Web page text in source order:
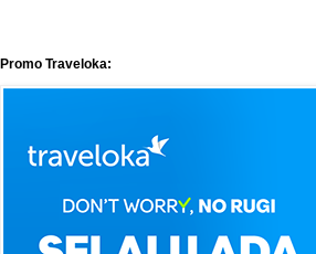
Promo Traveloka: